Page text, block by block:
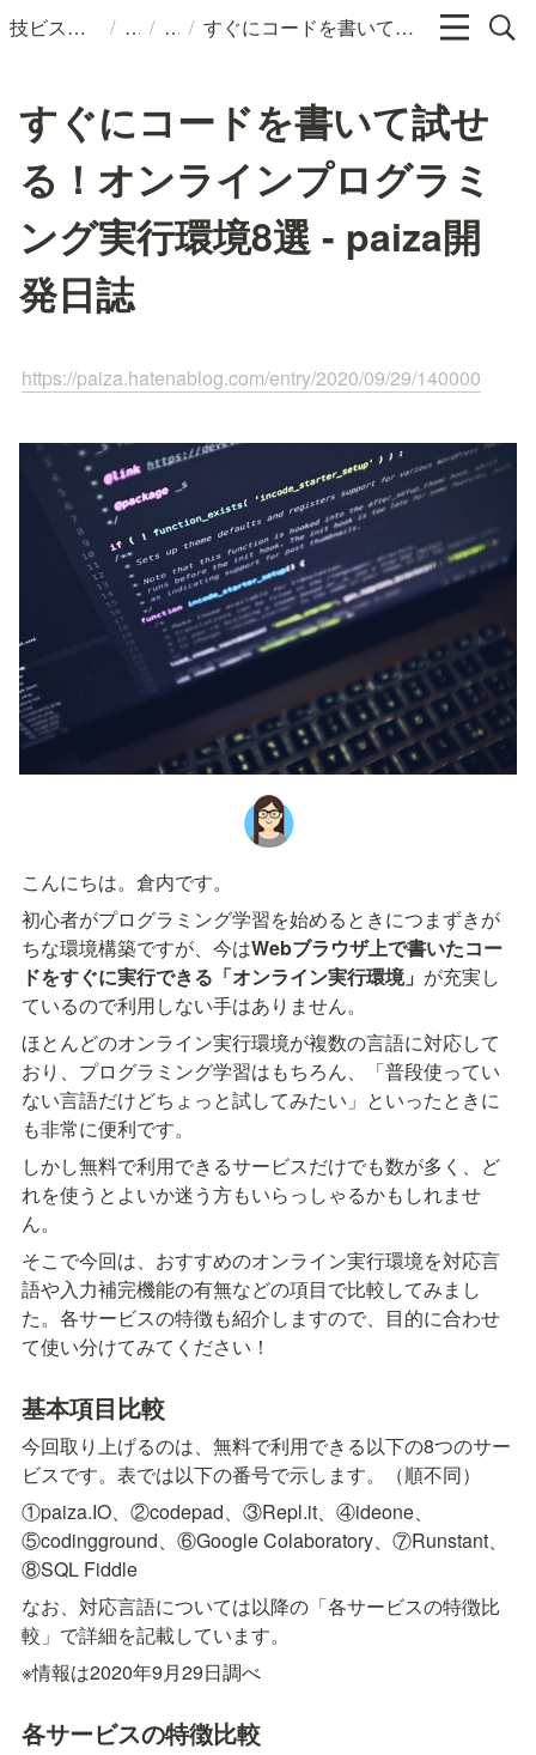
技ビスのメモ / / / すぐにコードを書いて試せる！オンラインプログラミング実行環境8選 - paiza開発日誌
すぐにコードを書いて試せ
る！オンラインプログラミ
ング実行環境8選 - paiza開
発日誌
https://paiza.hatenablog.com/entry/2020/09/29/140000
こんにちは。倉内です。
初心者がプログラミング学習を始めるときにつまずきが
ちな環境構築ですが、今はWebブラウザ上で書いたコー
ドをすぐに実行できる「オンライン実行環境」 が充実し
ているので利用しない手はありません。
ほとんどのオンライン実行環境が複数の言語に対応して
おり、プログラミング学習はもちろん、「普段使ってい
ない言語だけどちょっと試してみたい」といったときに
も非常に便利です。
しかし無料で利用できるサービスだけでも数が多く、ど
れを使うとよいか迷う方もいらっしゃるかもしれませ
ん。
そこで今回は、おすすめのオンライン実行環境を対応言
語や入力補完機能の有無などの項目で比較してみまし
た。各サービスの特徴も紹介しますので、目的に合わせ
て使い分けてみてください！
基本項目比較
今回取り上げるのは、無料で利用できる以下の8つのサー
ビスです。表では以下の番号で示します。（順不同）
①paiza.IO、②codepad、③Repl.it、④ideone、
⑤codingground、⑥Google Colaboratory、⑦Runstant、
⑧SQL Fiddle
なお、対応言語については以降の「各サービスの特徴比
較」で詳細を記載しています。
※情報は2020年9月29日調べ
各サービスの特徴比較